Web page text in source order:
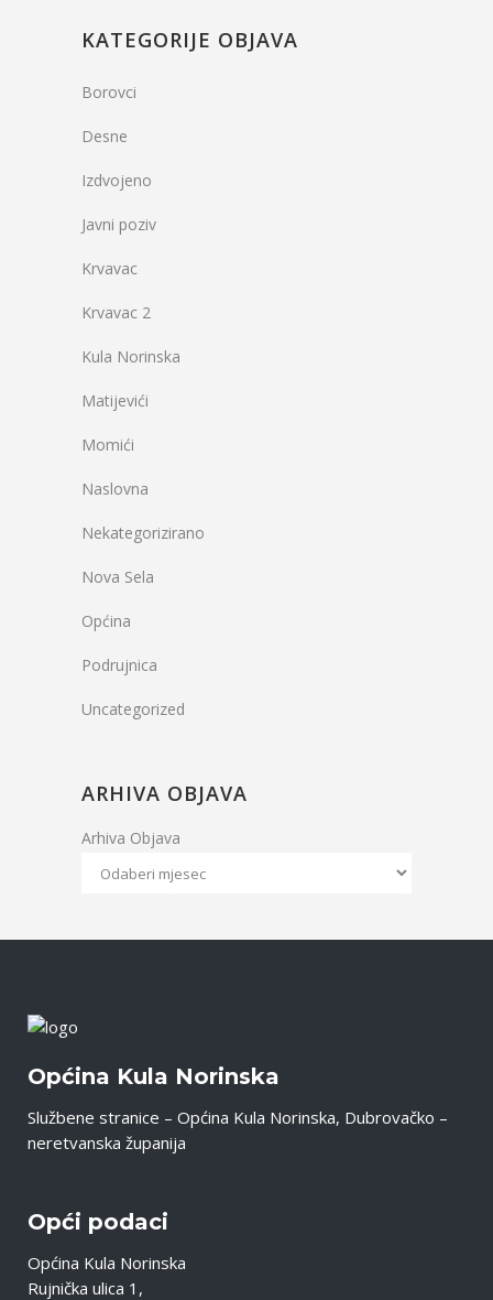
KATEGORIJE OBJAVA
Borovci
Desne
Izdvojeno
Javni poziv
Krvavac
Krvavac 2
Kula Norinska
Matijevići
Momići
Naslovna
Nekategorizirano
Nova Sela
Općina
Podrujnica
Uncategorized
ARHIVA OBJAVA
Arhiva Objava
Općina Kula Norinska
Službene stranice – Općina Kula Norinska, Dubrovačko –
neretvanska županija
Opći podaci
Općina Kula Norinska
Rujnička ulica 1,